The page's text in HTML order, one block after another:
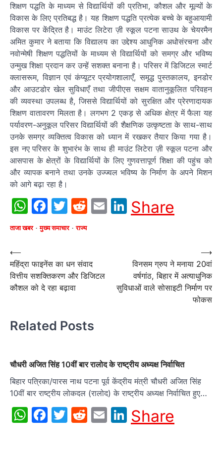
शिक्षण पद्धति के माध्यम से विद्यार्थियों की प्रतिभा, कौशल और मूल्यों के
विकास के लिए प्रतिबद्ध है। यह शिक्षण पद्धति प्रत्येक बच्चे के बहुआयामी
विकास पर केंद्रित है। माउंट लिटेरा ज़ी स्कूल पटना साउथ के चेयरमैन
अमित कुमार ने बताया कि विद्यालय का उद्देश्य आधुनिक अधोसंरचना और
नवोन्मेषी शिक्षण पद्धतियों के माध्यम से विद्यार्थियों को समग्र और भविष्य
उन्मुख शिक्षा प्रदान कर उन्हें सशक्त बनाना है। परिसर में डिजिटल स्मार्ट
क्लासरूम, विज्ञान एवं कंप्यूटर प्रयोगशालाएँ, समृद्ध पुस्तकालय, इनडोर
और आउटडोर खेल सुविधाएँ तथा जीपीएस सक्षम वातानुकूलित परिवहन
की व्यवस्था उपलब्ध है, जिससे विद्यार्थियों को सुरक्षित और प्रेरणादायक
शिक्षण वातावरण मिलता है। लगभग 2 एकड़ से अधिक क्षेत्र में फैला यह
पर्यावरण-अनुकूल परिसर विद्यार्थियों की शैक्षणिक उत्कृष्टता के साथ-साथ
उनके समग्र व्यक्तित्व विकास को ध्यान में रखकर तैयार किया गया है।
इस नए परिसर के शुभारंभ के साथ ही माउंट लिटेरा ज़ी स्कूल पटना और
आसपास के क्षेत्रों के विद्यार्थियों के लिए गुणवत्तापूर्ण शिक्षा की पहुंच को
और व्यापक बनाने तथा उनके उज्ज्वल भविष्य के निर्माण के अपने मिशन
को आगे बढ़ा रहा है।
WhatsApp
Facebook
Twitter
Reddit
EmailLinkedIn
Share
ताजा खबर मुख्य समाचार राज्य
Post
navigation
⟵
महिंद्रा फाइनेंस का धन संवाद
वित्तीय सशक्तिकरण और डिजिटल
कौशल को दे रहा बढ़ावा
विनसम ग्रुप ने मनाया 20वां
वर्षगांठ, बिहार में अत्याधुनिक
सुविधाओं वाले सोसाइटी निर्माण पर
फोकस
⟶
Related Posts
चौधरी अजित सिंह 10वीं बार रालोद के राष्ट्रीय अध्यक्ष निर्वाचित
बिहार पत्रिका/पारस नाथ पटना पूर्व केंद्रीय मंत्री चौधरी अजित सिंह
10वीं बार राष्ट्रीय लोकदल (रालोद) के राष्ट्रीय अध्यक्ष निर्वाचित हुए…
WhatsApp
Facebook
Twitter
Reddit
EmailLinkedIn
Share